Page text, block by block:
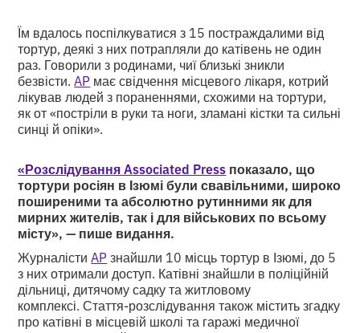
Їм вдалось поспілкуватися з 15 постраждалими від
тортур, деякі з них потрапляли до катівень не один
раз. Говорили з родинами, чиї близькі зникли
безвісти.AP має свідчення місцевого лікаря, котрий
лікував людей з пораненнями, схожими на тортури,
як от «постріли в руки та ноги, зламані кістки та сильні
синці й опіки».
«Розслідування Associated Press показало, що
тортури росіян в Ізюмі були свавільними, широко
поширеними та абсолютно рутинними як для
мирних жителів, так і для військових по всьому
місту», — пише видання.
ЖурналістиAP знайшли 10 місць тортур в Ізюмі, до 5
з них отримали доступ. Катівні знайшли в поліційній
дільниці, дитячому садку та житловому
комплексі. Стаття-розслідування також містить згадку
про катівні в місцевій школі та гаражі медичної